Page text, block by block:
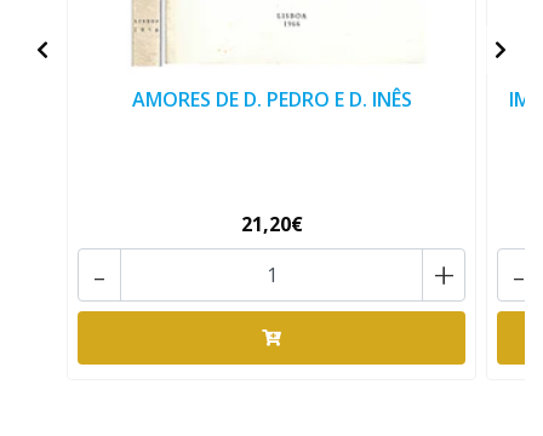
AMORES DE D. PEDRO E D. INÊS
21,20€
+
- -